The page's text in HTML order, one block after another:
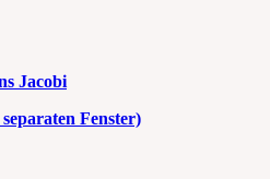
Jacobi
Fenster)